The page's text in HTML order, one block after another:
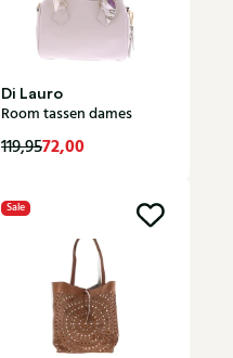
Di Lauro
Room tassen dames
119,9572,00
Sale